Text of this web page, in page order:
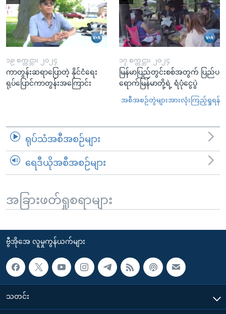
၁၉ စက္တင္ဘာ၊ ၂၀၂၄
ကာတွန်းဆရာပြောတဲ့ နိုင်ငံရေး
ရုပ်ပြောင်ကာတွန်းအကြောင်း
၁၇ စက္တင္ဘာ၊ ၂၀၂၄
မြန်မာပြည်တွင်းစစ်အတွက် ပြည်ပ
ရောက်မြန်မာတို့ရဲ့ ရံပုံငွေပွဲ
အစီအစဉ်တွဲများအားလုံးကြည့်ရှုရန်
ရုပ်သံအစီအစဉ်များ
ရေဒီယိုအစီအစဉ်များ
အခြားဖတ်ရှုစရာများ
ဗွီအိုအေ လူမှုကွန်ယက်များ
သတင်း